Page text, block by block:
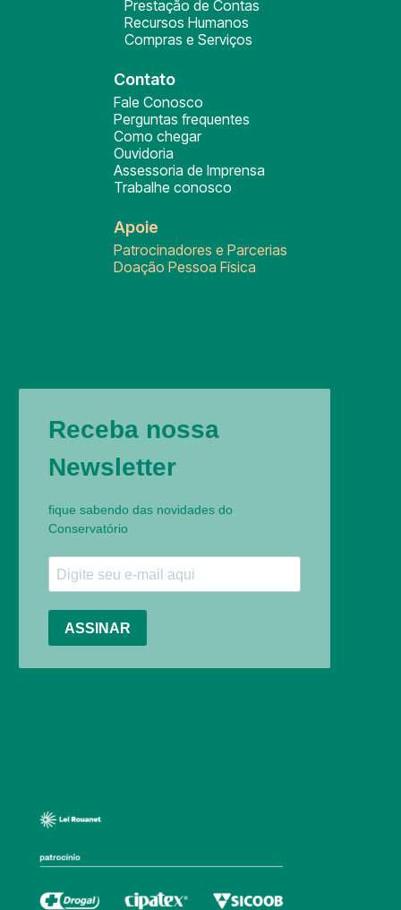
Prestação de Contas
Recursos Humanos
Compras e Serviços
Contato
Fale Conosco
Perguntas frequentes
Como chegar
Ouvidoria
Assessoria de Imprensa
Trabalhe conosco
Apoie
Patrocinadores e Parcerias
Doação Pessoa Física